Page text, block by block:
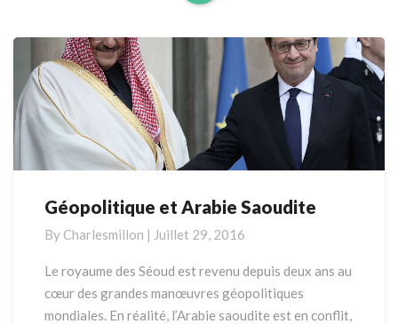
Géopolitique
Arabie
Saoudite
Géopolitique et Arabie Saoudite
By Charlesmillon | Juillet 29, 2016
Le royaume des Séoud est revenu depuis deux ans au
cœur des grandes manœuvres géopolitiques
mondiales. En réalité, l’Arabie saoudite est en conflit,